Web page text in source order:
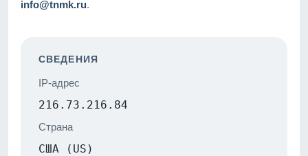
info@tnmk.ru.
СВЕДЕНИЯ
IP-адрес
216.73.216.84
Страна
США (US)